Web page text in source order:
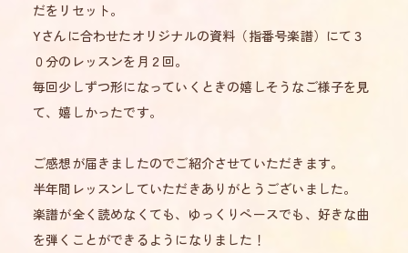
だをリセット。
Yさんに合わせたオリジナルの資料（指番号楽譜）にて３
０分のレッスンを月２回。
毎回少しずつ形になっていくときの嬉しそうなご様子を見
て、嬉しかったです。
ご感想が届きましたのでご紹介させていただきます。
半年間レッスンしていただきありがとうございました。
楽譜が全く読めなくても、ゆっくりペースでも、好きな曲
を弾くことができるようになりました！